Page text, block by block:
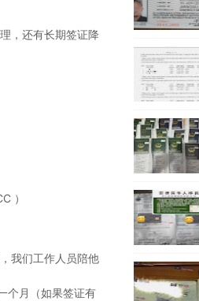
，还有长期签证降
）
我们工作人员陪他
个月（如果签证有